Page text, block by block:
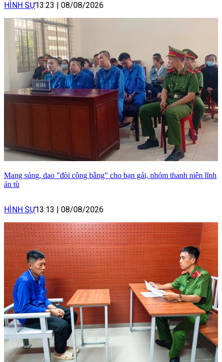
HÌNH SỰ13:23 08/08/2026
Mang súng, dao "đòi công bằng" cho bạn gái, nhóm thanh niên lĩnh
án tù
HÌNH SỰ13:13 08/08/2026